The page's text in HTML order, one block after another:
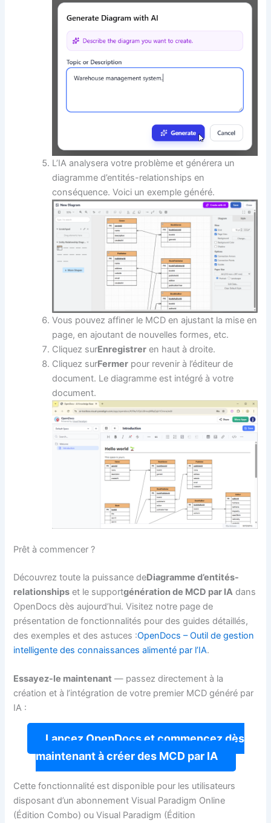
L’IA analysera votre problème et générera un
diagramme d’entités-relationships en
conséquence. Voici un exemple généré.
Vous pouvez affiner le MCD en ajustant la mise en
page, en ajoutant de nouvelles formes, etc.
Cliquez surEnregistrer en haut à droite.
Cliquez surFermer pour revenir à l’éditeur de
document. Le diagramme est intégré à votre
document.
Prêt à commencer ?
Découvrez toute la puissance deDiagramme d’entités-
relationships et le supportgénération de MCD par IA dans
OpenDocs dès aujourd’hui. Visitez notre page de
présentation de fonctionnalités pour des guides détaillés,
des exemples et des astuces :OpenDocs – Outil de gestion
intelligente des connaissances alimenté par l’IA.
Essayez-le maintenant — passez directement à la
création et à l’intégration de votre premier MCD généré par
IA :
Lancez OpenDocs et commencez dès
maintenant à créer des MCD par IA
Cette fonctionnalité est disponible pour les utilisateurs
disposant d’un abonnement Visual Paradigm Online
(Édition Combo) ou Visual Paradigm (Édition